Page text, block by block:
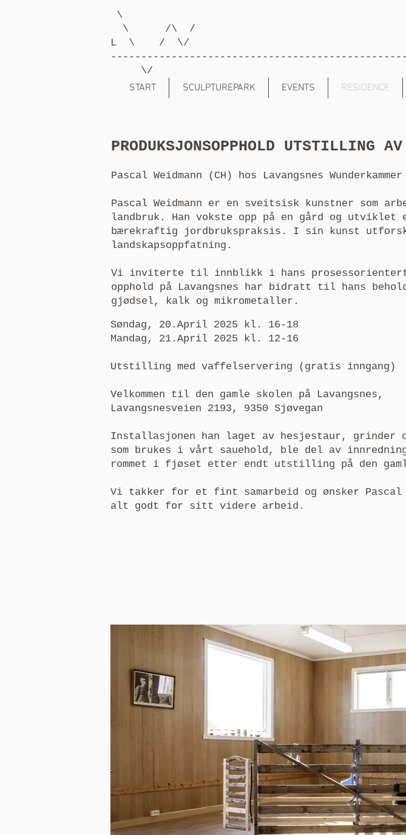
\
\ /\ /
L \ / \/
\/
START SCULPTUREPARK EVENTS RESIDENCE
PRODUKSJONSOPPHOLD UTSTILLING
Pascal Weidmann (CH) hos Lavangsnes
Pascal Weidmann er en sveitsisk kunstner som
landbruk. Han vokste opp på en gård og
bærekraftig jordbrukspraksis. I sin kunst
landskapsoppfatning.
Vi inviterte til innblikk i hans prosessorienterte
opphold på Lavangsnes har bidratt til hans
gjødsel, kalk og mikrometaller.
Søndag, 20.April 2025 kl. 16-18
Mandag, 21.April 2025 kl. 12-16
Utstilling med vaffelservering (gratis inngang)
Velkommen til den gamle skolen på Lavangsnes,
Lavangsnesveien 2193, 9350 Sjøvegan
Installasjonen han laget av hesjestaur, grinder
som brukes i vårt sauehold, ble del av
rommet i fjøset etter endt utstilling på den
Vi takker for et fint samarbeid og ønsker Pascal
alt godt for sitt videre arbeid.